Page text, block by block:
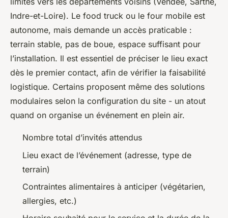
Indre-et-Loire). Le food truck ou le four mobile est
autonome, mais demande un accès praticable :
terrain stable, pas de boue, espace suffisant pour
l’installation. Il est essentiel de préciser le lieu exact
dès le premier contact, afin de vérifier la faisabilité
logistique. Certains proposent même des solutions
modulaires selon la configuration du site - un atout
quand on organise un événement en plein air.
Nombre total d’invités attendus
Lieu exact de l’événement (adresse, type de
terrain)
Contraintes alimentaires à anticiper (végétarien,
allergies, etc.)